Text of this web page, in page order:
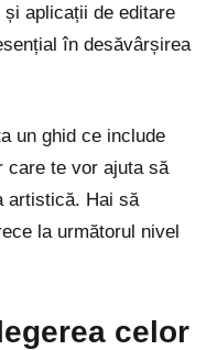
aplicații de editare
în desăvârșirea
un ghid ce include
care te vor ajuta să
artistică. Hai să
la următorul nivel
celor